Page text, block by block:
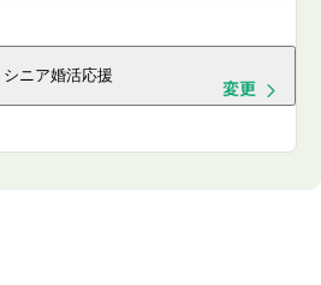
シニア婚活応援
変更